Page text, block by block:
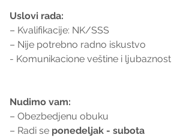
Uslovi rada:
– Kvalifikacije: NK/SSS
– Nije potrebno radno iskustvo
- Komunikacione veštine i ljubaznost
Nudimo vam:
– Obezbedjenu obuku
– Radi se ponedeljak - subota